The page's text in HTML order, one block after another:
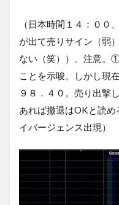
（日本時間１４：００
が出て売りサイン（弱
ない（笑））。注意。
ことを示唆。しかし現
９８．４０。売り出撃
あれば撤退はOKと読
イバージェンス出現）